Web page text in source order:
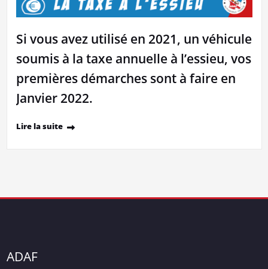
Si vous avez utilisé en 2021, un véhicule
soumis à la taxe annuelle à l’essieu, vos
premières démarches sont à faire en
Janvier 2022.
Lire la suite
ADAF